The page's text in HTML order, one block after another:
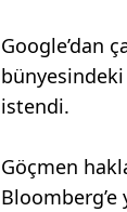
Google’dan
bünyesindeki
istendi.
Göçmen
Bloomberg’e